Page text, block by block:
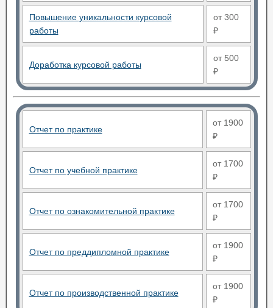
Повышение уникальности курсовой
работы
от 300
₽
Доработка курсовой работы
от 500
₽
Отчет по практике
от 1900
₽
Отчет по учебной практике
от 1700
₽
Отчет по ознакомительной практике
от 1700
₽
Отчет по преддипломной практике
от 1900
₽
Отчет по производственной практике
от 1900
₽